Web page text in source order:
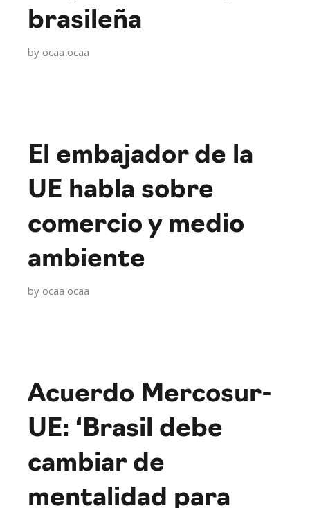
brasileña
by ocaa ocaa
El embajador de la
UE habla sobre
comercio y medio
ambiente
by ocaa ocaa
Acuerdo Mercosur-
UE: ‘Brasil debe
cambiar de
mentalidad para